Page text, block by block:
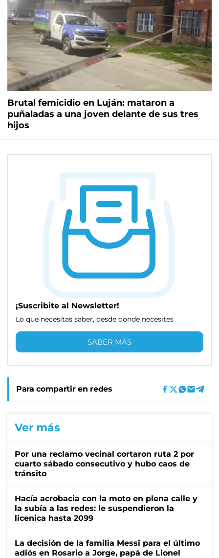
Brutal femicidio en Luján: mataron a
puñaladas a una joven delante de sus tres
hijos
¡Suscribite al Newsletter!
Lo que necesitas saber, desde donde necesites
SABER MÁS
Para compartir en redes
Ver más
Por una reclamo vecinal cortaron ruta 2 por
cuarto sábado consecutivo y hubo caos de
tránsito
Hacía acrobacia con la moto en plena calle y
la subía a las redes: le suspendieron la
licenica hasta 2099
La decisión de la familia Messi para el último
adiós en Rosario a Jorge, papá de Lionel